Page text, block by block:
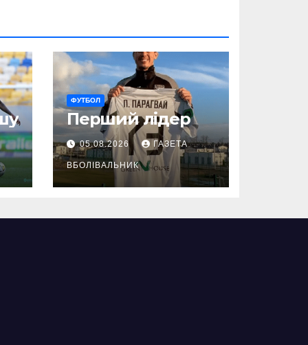
ФУТБОЛ
Перший лідер
05.08.2026 ГАЗЕТА
ВБОЛІВАЛЬНИК